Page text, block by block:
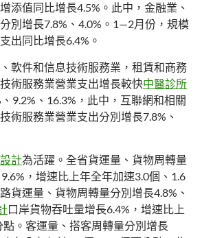
添值同比增長4.5%。此中，金融業、
別增長7.8%、4.0%。1—2月份，規模
出同比增長6.4%。
軟件和信息技術服務業，租賃和商務
術服務業營業支出增長較快中醫診所
、9.2%、16.3%，此中，互聯網和相關
術服務業營業支出分別增長7.8%、
計為活躍。全省貨運量、貨物周轉量
，增速比上年全年加速3.0個、1.6
貨運量、貨物周轉量分別增長4.8%、
口岸貨物吞吐量增長6.4%，增速比上
。客運量、搭客周轉量分別增長